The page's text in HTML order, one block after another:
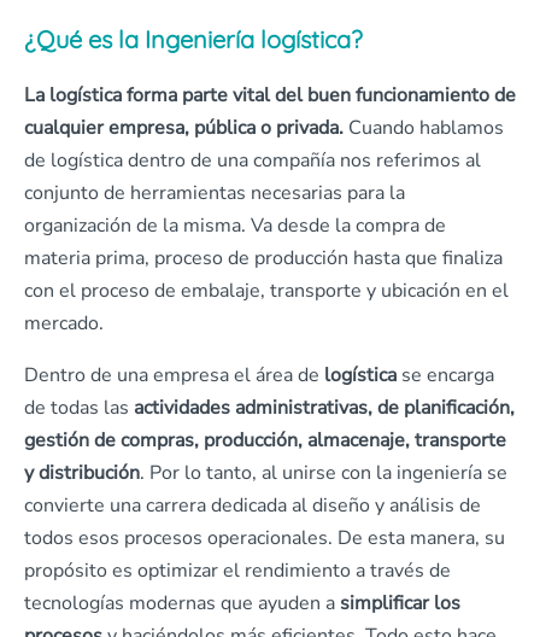
¿Qué es la Ingeniería logística?
La logística forma parte vital del buen funcionamiento de
cualquier empresa, pública o privada. Cuando hablamos
de logística dentro de una compañía nos referimos al
conjunto de herramientas necesarias para la
organización de la misma. Va desde la compra de
materia prima, proceso de producción hasta que finaliza
con el proceso de embalaje, transporte y ubicación en el
mercado.
Dentro de una empresa el área de logística se encarga
de todas las actividades administrativas, de planificación,
gestión de compras, producción, almacenaje, transporte
y distribución. Por lo tanto, al unirse con la ingeniería se
convierte una carrera dedicada al diseño y análisis de
todos esos procesos operacionales. De esta manera, su
propósito es optimizar el rendimiento a través de
tecnologías modernas que ayuden asimplificar los